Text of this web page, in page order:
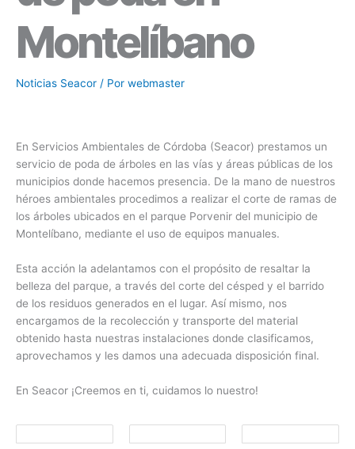
Montelíbano
Noticias Seacor / Por webmaster
En Servicios Ambientales de Córdoba (Seacor) prestamos un
servicio de poda de árboles en las vías y áreas públicas de los
municipios donde hacemos presencia. De la mano de nuestros
héroes ambientales procedimos a realizar el corte de ramas de
los árboles ubicados en el parque Porvenir del municipio de
Montelíbano, mediante el uso de equipos manuales.
Esta acción la adelantamos con el propósito de resaltar la
belleza del parque, a través del corte del césped y el barrido
de los residuos generados en el lugar. Así mismo, nos
encargamos de la recolección y transporte del material
obtenido hasta nuestras instalaciones donde clasificamos,
aprovechamos y les damos una adecuada disposición final.
En Seacor ¡Creemos en ti, cuidamos lo nuestro!